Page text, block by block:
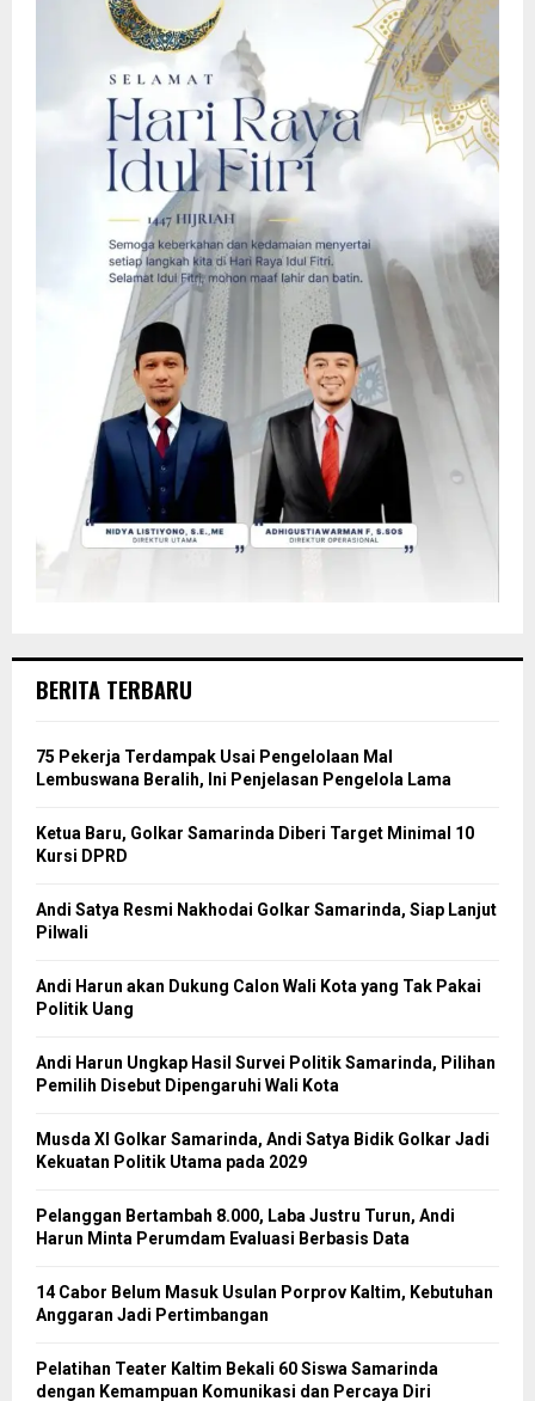
BERITA TERBARU
75 Pekerja Terdampak Usai Pengelolaan Mal
Lembuswana Beralih, Ini Penjelasan Pengelola Lama
Ketua Baru, Golkar Samarinda Diberi Target Minimal 10
Kursi DPRD
Andi Satya Resmi Nakhodai Golkar Samarinda, Siap Lanjut
Pilwali
Andi Harun akan Dukung Calon Wali Kota yang Tak Pakai
Politik Uang
Andi Harun Ungkap Hasil Survei Politik Samarinda, Pilihan
Pemilih Disebut Dipengaruhi Wali Kota
Musda XI Golkar Samarinda, Andi Satya Bidik Golkar Jadi
Kekuatan Politik Utama pada 2029
Pelanggan Bertambah 8.000, Laba Justru Turun, Andi
Harun Minta Perumdam Evaluasi Berbasis Data
14 Cabor Belum Masuk Usulan Porprov Kaltim, Kebutuhan
Anggaran Jadi Pertimbangan
Pelatihan Teater Kaltim Bekali 60 Siswa Samarinda
dengan Kemampuan Komunikasi dan Percaya Diri